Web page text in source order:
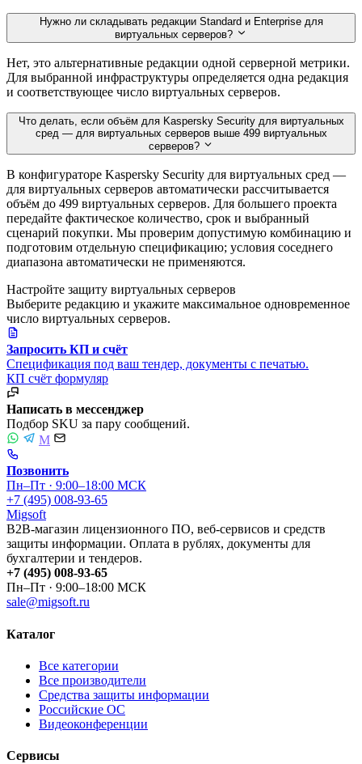
Нужно ли складывать редакции Standard и Enterprise для
виртуальных серверов?
Нет, это альтернативные редакции одной серверной метрики.
Для выбранной инфраструктуры определяется одна редакция
и соответствующее число виртуальных серверов.
Что делать, если объём для Kaspersky Security для виртуальных
сред — для виртуальных серверов выше 499 виртуальных
серверов?
В конфигураторе Kaspersky Security для виртуальных сред —
для виртуальных серверов автоматически рассчитывается
объём до 499 виртуальных серверов. Для большего проекта
передайте фактическое количество, срок и выбранный
сценарий покупки. Мы проверим допустимую комбинацию и
подготовим отдельную спецификацию; условия соседнего
диапазона автоматически не применяются.
Настройте защиту виртуальных серверов
Выберите редакцию и укажите максимальное одновременное
число виртуальных серверов.
Запросить КП и счёт
Спецификация под ваш тендер, документы с печатью.
КП счёт формуляр
Написать в мессенджер
Подбор SKU за пару сообщений.
M
Позвонить
Пн–Пт · 9:00–18:00 МСК
+7 (495) 008-93-65
Migsoft
B2B-магазин лицензионного ПО, веб-сервисов и средств
защиты информации. Оплата в рублях, документы для
бухгалтерии и тендеров.
+7 (495) 008-93-65
Пн–Пт · 9:00–18:00 МСК
sale@migsoft.ru
Каталог
Все категории
Все производители
Средства защиты информации
Российские ОС
Видеоконференции
Сервисы